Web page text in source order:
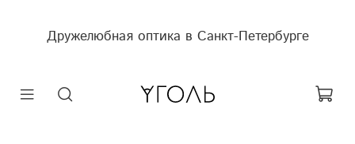
Дружелюбная оптика в Санкт-Петербурге